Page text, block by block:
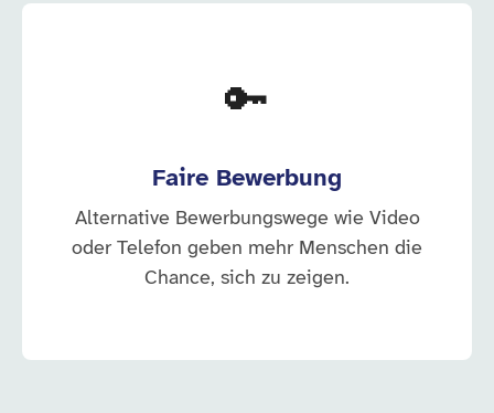
🔑
Faire Bewerbung
Alternative Bewerbungswege wie Video
oder Telefon geben mehr Menschen die
Chance, sich zu zeigen.